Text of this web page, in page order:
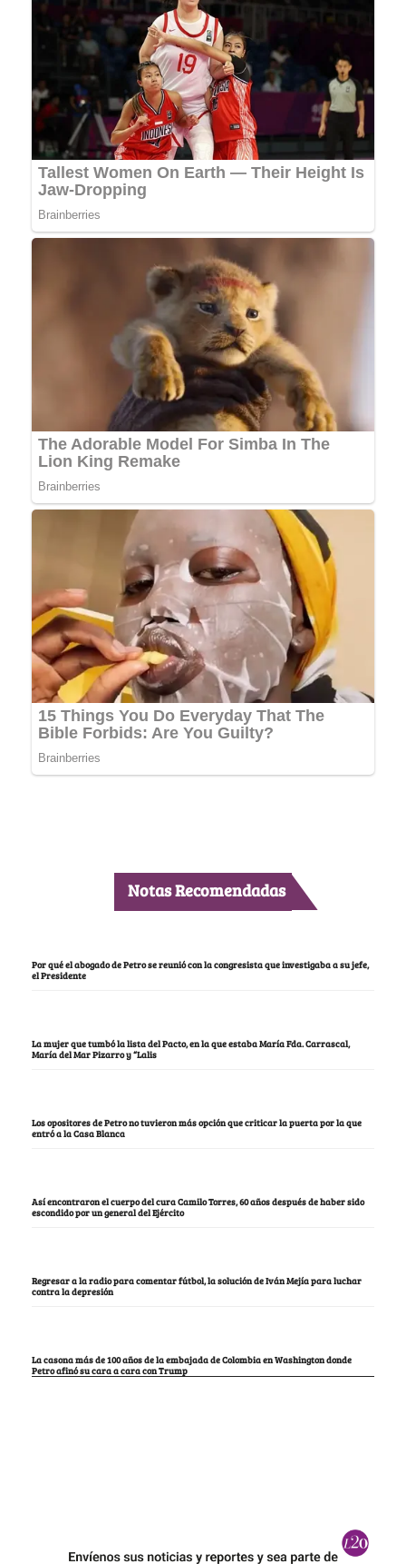
Notas Recomendadas
Por qué el abogado de Petro se reunió con la congresista que investigaba a su jefe,
el Presidente
La mujer que tumbó la lista del Pacto, en la que estaba María Fda. Carrascal,
María del Mar Pizarro y “Lalis
Los opositores de Petro no tuvieron más opción que criticar la puerta por la que
entró a la Casa Blanca
Así encontraron el cuerpo del cura Camilo Torres, 60 años después de haber sido
escondido por un general del Ejército
Regresar a la radio para comentar fútbol, la solución de Iván Mejía para luchar
contra la depresión
La casona más de 100 años de la embajada de Colombia en Washington donde
Petro afinó su cara a cara con Trump